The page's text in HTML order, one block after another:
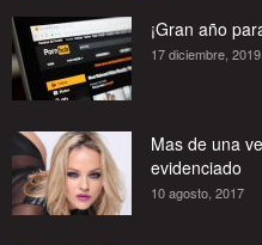
¡Gran año
17 diciembre, 2019
Mas de una
evidenciado
10 agosto, 2017